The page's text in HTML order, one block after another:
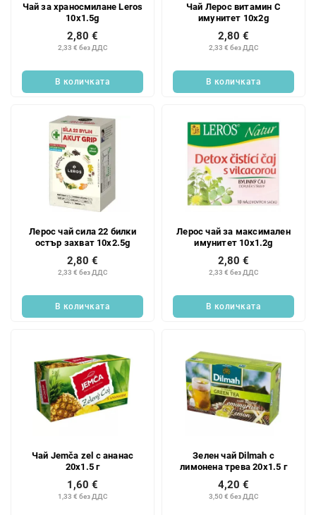
Чай за храносмилане Leros
10x1.5g
2,33 € без ДДС
2,80 €
В количката
Чай Лерос витамин C
имунитет 10x2g
2,33 € без ДДС
2,80 €
В количката
Лерос чай сила 22 билки
остър захват 10x2.5g
2,33 € без ДДС
2,80 €
В количката
Лерос чай за максимален
имунитет 10x1.2g
2,33 € без ДДС
2,80 €
В количката
Чай Jemča zel с ананас
20x1.5 г
1,33 € без ДДС
1,60 €
Зелен чай Dilmah с
лимонена трева 20x1.5 г
3,50 € без ДДС
4,20 €